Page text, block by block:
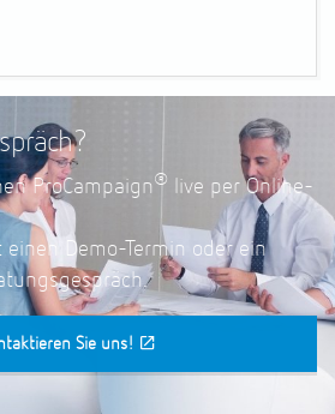
ProCampaign ®
live per Online-
einen Demo-Termin oder ein
Sie uns!